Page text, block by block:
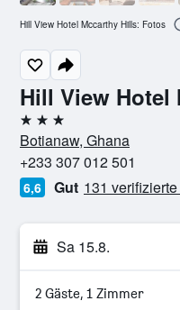
Hill View Hotel
3 Sterne
Botianaw, Ghana
+233 307 012 501
6,6 Gut 131
Sa 15.8.
2 Gäste, 1 Zimmer
Hill View Hotel Mccarthy Hills: Fotos